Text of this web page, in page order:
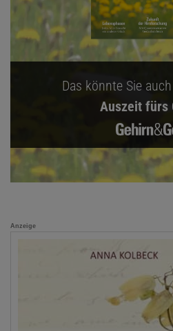
Das könnte Sie
Auszeit fürs
Anzeige